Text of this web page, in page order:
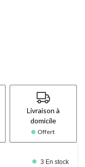
Livraison à
domicile
Offert
3 En stock